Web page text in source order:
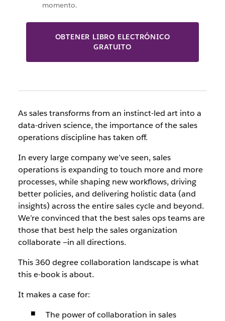
momento.
OBTENER LIBRO ELECTRÓNICO
GRATUITO
As sales transforms from an instinct-led art into a
data-driven science, the importance of the sales
operations discipline has taken off.
In every large company we’ve seen, sales
operations is expanding to touch more and more
processes, while shaping new workflows, driving
better policies, and delivering holistic data (and
insights) across the entire sales cycle and beyond.
We’re convinced that the best sales ops teams are
those that best help the sales organization
collaborate —in all directions.
This 360 degree collaboration landscape is what
this e-book is about.
It makes a case for:
The power of collaboration in sales